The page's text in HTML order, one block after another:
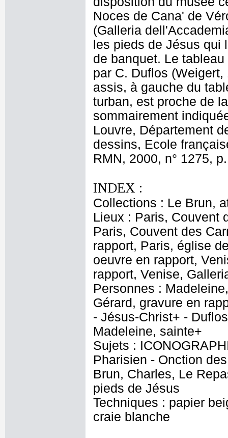
Noces de Cana' de
(Galleria
les pieds de Jésus qui
de banquet. Le
par C. Duflos
assis, à gauche du
turban, est proche de
sommairement
Louvre, Département
dessins, Ecole
RMN, 2000, n° 1275,
INDEX :
Collections : Le Brun,
Lieux : Paris, Couvent
Paris, Couvent des
rapport, Paris, église
oeuvre en rapport,
rapport, Venise,
Personnes :
Gérard, gravure en
- Jésus-Christ+ -
Madeleine, sainte+
Sujets :
Pharisien - Onction
Brun, Charles, Le
pieds de Jésus
Techniques : papier
craie blanche